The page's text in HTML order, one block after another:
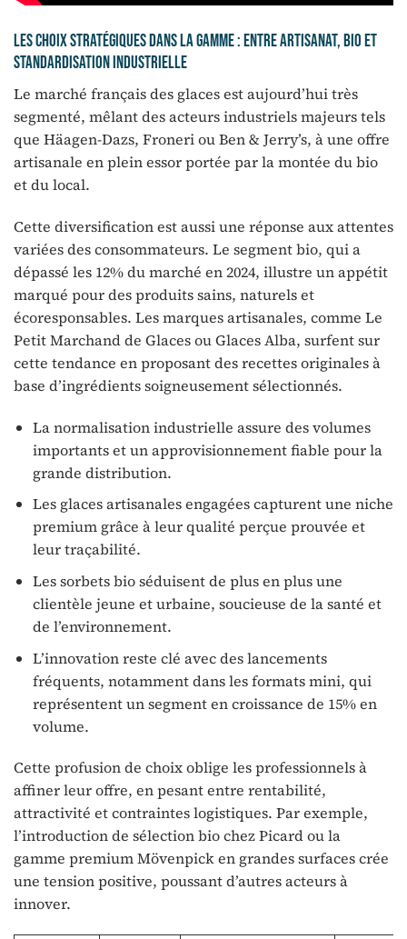
Les choix stratégiques dans la gamme : entre artisanat, bio et
standardisation industrielle
Le marché français des glaces est aujourd’hui très
segmenté, mêlant des acteurs industriels majeurs tels
que Häagen-Dazs, Froneri ou Ben & Jerry’s, à une offre
artisanale en plein essor portée par la montée du bio
et du local.
Cette diversification est aussi une réponse aux attentes
variées des consommateurs. Le segment bio, qui a
dépassé les 12% du marché en 2024, illustre un appétit
marqué pour des produits sains, naturels et
écoresponsables. Les marques artisanales, comme Le
Petit Marchand de Glaces ou Glaces Alba, surfent sur
cette tendance en proposant des recettes originales à
base d’ingrédients soigneusement sélectionnés.
La normalisation industrielle assure des volumes
importants et un approvisionnement fiable pour la
grande distribution.
Les glaces artisanales engagées capturent une niche
premium grâce à leur qualité perçue prouvée et
leur traçabilité.
Les sorbets bio séduisent de plus en plus une
clientèle jeune et urbaine, soucieuse de la santé et
de l’environnement.
L’innovation reste clé avec des lancements
fréquents, notamment dans les formats mini, qui
représentent un segment en croissance de 15% en
volume.
Cette profusion de choix oblige les professionnels à
affiner leur offre, en pesant entre rentabilité,
attractivité et contraintes logistiques. Par exemple,
l’introduction de sélection bio chez Picard ou la
gamme premium Mövenpick en grandes surfaces crée
une tension positive, poussant d’autres acteurs à
innover.